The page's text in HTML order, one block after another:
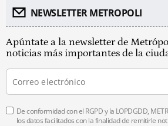
NEWSLETTER METROPOLI
Apúntate a la newsletter de
noticias más importantes de la
De conformidad con el RGPD y la LOPDGDD,
los datos facilitados con la finalidad de remitirle